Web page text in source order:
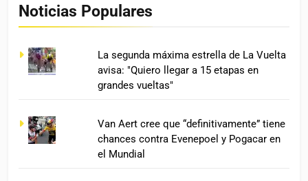
Noticias Populares
La segunda máxima estrella de La Vuelta
avisa: "Quiero llegar a 15 etapas en
grandes vueltas"
Van Aert cree que “definitivamente” tiene
chances contra Evenepoel y Pogacar en
el Mundial